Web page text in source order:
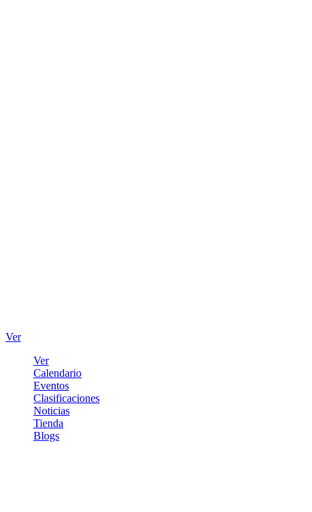
Ver
Ver
Calendario
Eventos
Clasificaciones
Noticias
Tienda
Blogs